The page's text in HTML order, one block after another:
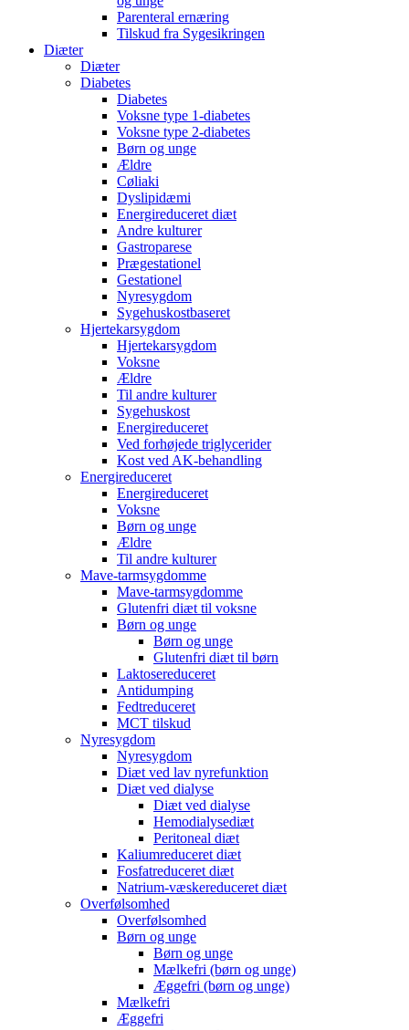
Parenteral ernæring
Tilskud fra Sygesikringen
Diæter
Diæter
Diabetes
Diabetes
Voksne type 1-diabetes
Voksne type 2-diabetes
Børn og unge
Ældre
Cøliaki
Dyslipidæmi
Energireduceret diæt
Andre kulturer
Gastroparese
Prægestationel
Gestationel
Nyresygdom
Sygehuskostbaseret
Hjertekarsygdom
Hjertekarsygdom
Voksne
Ældre
Til andre kulturer
Sygehuskost
Energireduceret
Ved forhøjede triglycerider
Kost ved AK-behandling
Energireduceret
Energireduceret
Voksne
Børn og unge
Ældre
Til andre kulturer
Mave-tarmsygdomme
Mave-tarmsygdomme
Glutenfri diæt til voksne
Børn og unge
Børn og unge
Glutenfri diæt til børn
Laktosereduceret
Antidumping
Fedtreduceret
MCT tilskud
Nyresygdom
Nyresygdom
Diæt ved lav nyrefunktion
Diæt ved dialyse
Diæt ved dialyse
Hemodialysediæt
Peritoneal diæt
Kaliumreduceret diæt
Fosfatreduceret diæt
Natrium-væskereduceret diæt
Overfølsomhed
Overfølsomhed
Børn og unge
Børn og unge
Mælkefri (børn og unge)
Æggefri (børn og unge)
Mælkefri
Æggefri